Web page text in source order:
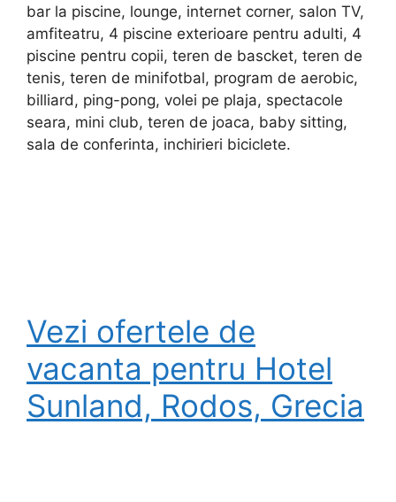
bar la piscine, lounge, internet corner, salon TV,
amfiteatru, 4 piscine exterioare pentru adulti, 4
piscine pentru copii, teren de bascket, teren de
tenis, teren de minifotbal, program de aerobic,
billiard, ping-pong, volei pe plaja, spectacole
seara, mini club, teren de joaca, baby sitting,
sala de conferinta, inchirieri biciclete.
Vezi ofertele de
vacanta pentru Hotel
Sunland, Rodos, Grecia